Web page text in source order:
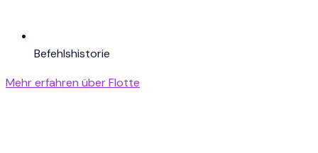
Befehlshistorie
Mehr erfahren über Flotte